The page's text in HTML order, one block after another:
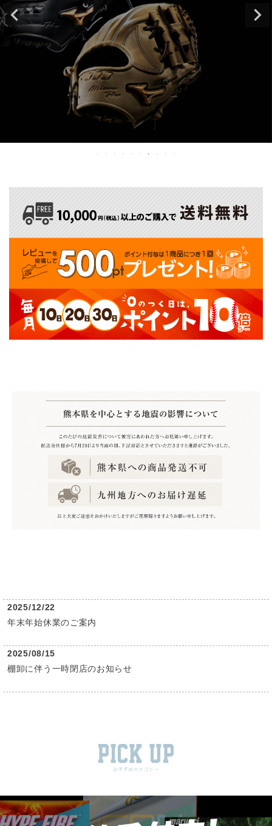
2025/12/22
年末年始休業のご案内
2025/08/15
棚卸に伴う一時閉店のお知らせ